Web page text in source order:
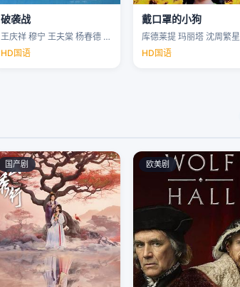
破袭战
王庆祥 穆宁 王夫棠 杨春德 …
HD国语
戴口罩的小狗
库德莱提 玛丽塔 沈周繁星
HD国语
国产剧 欧美剧